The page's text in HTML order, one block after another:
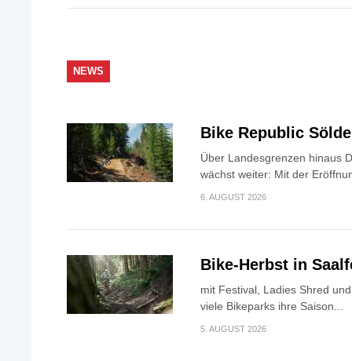
NEWS
Bike Republic
Über Landesgrenzen hinaus
wächst weiter: Mit der
6. AUGUST 2026
Bike-Herbst in
mit Festival, Ladies Shred
viele Bikeparks ihre Saison...
5. AUGUST 2026